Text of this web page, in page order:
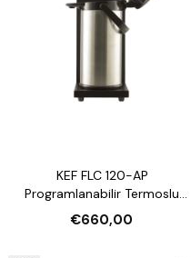
KEF FLC 120-AP
Programlanabilir Termoslu
Filtre Kahve Makinesi (2.2 Lt
Termos Kapasiteli)
€660,00